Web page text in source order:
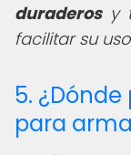
duraderosy
facilitar su
5.
para